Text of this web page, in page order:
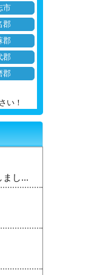
市
郡
郡
郡
郡
い！
まし...